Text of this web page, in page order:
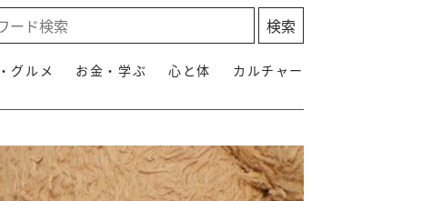
グルメ お金・学ぶ 心と体 カルチャー